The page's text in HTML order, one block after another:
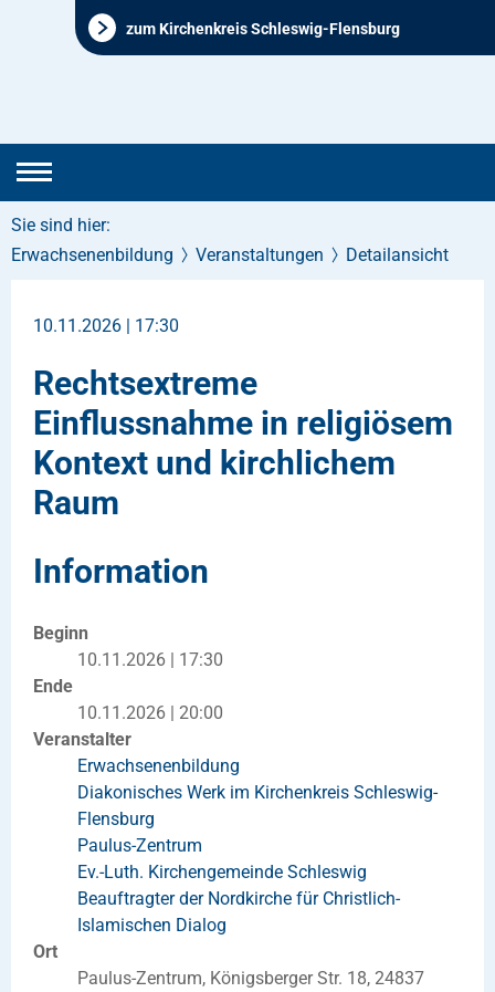
zum Kirchenkreis Schleswig-Flensburg
Sie sind hier:
Erwachsenenbildung
Veranstaltungen Detailansicht
10.11.2026 | 17:30
Rechtsextreme
Einflussnahme in religiösem
Kontext und kirchlichem
Raum
Information
Beginn
10.11.2026 | 17:30
Ende
10.11.2026 | 20:00
Veranstalter
Erwachsenenbildung
Diakonisches Werk im Kirchenkreis Schleswig-
Flensburg
Paulus-Zentrum
Ev.-Luth. Kirchengemeinde Schleswig
Beauftragter der Nordkirche für Christlich-
Islamischen Dialog
Ort
Paulus-Zentrum, Königsberger Str. 18, 24837